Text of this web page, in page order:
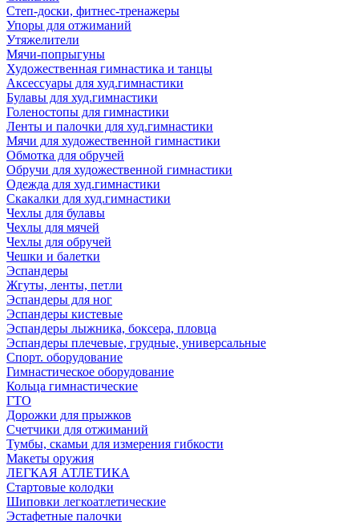
Степ-доски, фитнес-тренажеры
Упоры для отжиманий
Утяжелители
Мячи-попрыгуны
Художественная гимнастика и танцы
Аксессуары для худ.гимнастики
Булавы для худ.гимнастики
Голеностопы для гимнастики
Ленты и палочки для худ.гимнастики
Мячи для художественной гимнастики
Обмотка для обручей
Обручи для художественной гимнастики
Одежда для худ.гимнастики
Скакалки для худ.гимнастики
Чехлы для булавы
Чехлы для мячей
Чехлы для обручей
Чешки и балетки
Эспандеры
Жгуты, ленты, петли
Эспандеры для ног
Эспандеры кистевые
Эспандеры лыжника, боксера, пловца
Эспандеры плечевые, грудные, универсальные
Спорт. оборудование
Гимнастическое оборудование
Кольца гимнастические
ГТО
Дорожки для прыжков
Счетчики для отжиманий
Тумбы, скамьи для измерения гибкости
Макеты оружия
ЛЕГКАЯ АТЛЕТИКА
Стартовые колодки
Шиповки легкоатлетические
Эстафетные палочки